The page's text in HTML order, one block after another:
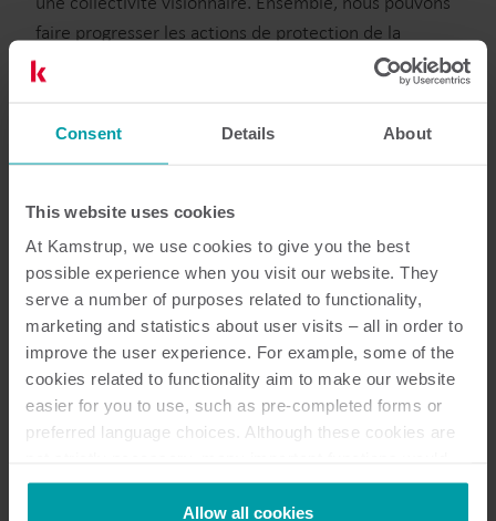
Consent Details About
This website uses cookies
At Kamstrup, we use cookies to give you the best
possible experience when you visit our website. They
serve a number of purposes related to functionality,
marketing and statistics about user visits – all in order to
improve the user experience. For example, some of the
cookies related to functionality aim to make our website
easier for you to use, such as pre-completed forms or
preferred language choices. Although these cookies are
not be available without them.
Kamstrup makes use of third-party cookies. A third-party
Allow all cookies
faire progresser les actions de protection de la
ressource dans la région catalane » dit Eric de Saint
compteurs :
Précision et exactitude des mesures :
Les compteurs flowIQ® 2200 de Kamstrup offrent une
précision inégalée grâce à la technologie
ultrasonique, capable de détecter et de mesurer les
consommations d'eau les plus minimes. Cette
optimisée des ressources en eau.